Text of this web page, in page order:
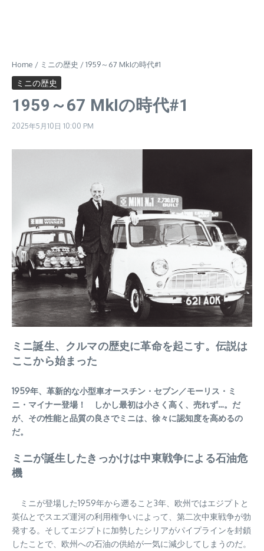
Home / ミニの歴史 /1959～67 MkIの時代#1
ミニの歴史
1959～67 MkIの時代#1
2025年5月10日 10:00 PM
ミニ誕生、クルマの歴史に革命を起こす。伝説は
ここから始まった
1959年、革新的な小型車オースチン・セブン／モーリス・ミ
ニ・マイナー登場！ しかし最初は小さく高く、売れず…。だ
が、その性能と品質の良さでミニは、徐々に認知度を高めるの
だ。
ミニが誕生したきっかけは中東戦争による石油危
機
ミニが登場した1959年から遡ること3年、欧州ではエジプトと
英仏とでスエズ運河の利用権争いによって、第二次中東戦争が勃
発する。そしてエジプトに加勢したシリアがパイプラインを封鎖
したことで、欧州への石油の供給が一気に減少してしまうのだ。